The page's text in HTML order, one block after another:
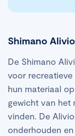
Shimano
De Shimano
voor recreatieve
hun materiaal
gewicht van het
vinden. De
onderhouden